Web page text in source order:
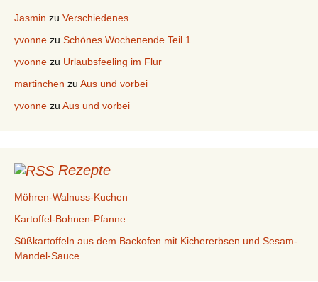
Jasmin zu Verschiedenes
yvonne zu Schönes Wochenende Teil 1
yvonne zu Urlaubsfeeling im Flur
martinchen zu Aus und vorbei
yvonne zu Aus und vorbei
Rezepte
Möhren-Walnuss-Kuchen
Kartoffel-Bohnen-Pfanne
Süßkartoffeln aus dem Backofen mit Kichererbsen und Sesam-
Mandel-Sauce